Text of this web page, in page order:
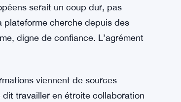
l’Europe reste un marché